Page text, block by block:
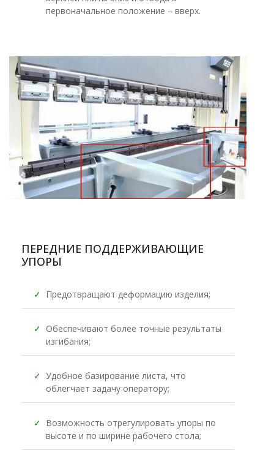
первоначальное положение – вверх.
ПЕРЕДНИЕ ПОДДЕРЖИВАЮЩИЕ
УПОРЫ
✓ Предотвращают деформацию изделия;
✓ Обеспечивают более точные результаты
изгибания;
✓ Удобное базирование листа, что
облегчает задачу оператору;
✓ Возможность отрегулировать упоры по
высоте и по ширине рабочего стола;